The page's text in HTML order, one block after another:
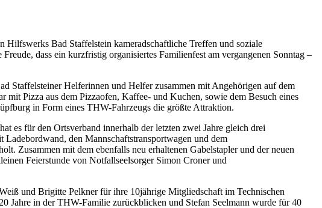
Bad Staffelstein kameradschaftliche Treffen und soziale
dass ein kurzfristig organisiertes Familienfest am vergangenen Sonntag –
Staffelsteiner Helferinnen und Helfer zusammen mit Angehörigen auf dem
Pizza aus dem Pizzaofen, Kaffee- und Kuchen, sowie dem Besuch eines
in Form eines THW-Fahrzeugs die größte Attraktion.
es für den Ortsverband innerhalb der letzten zwei Jahre gleich drei
den Mannschaftstransportwagen und dem
Zusammen mit dem ebenfalls neu erhaltenen Gabelstapler und der neuen
Feierstunde von Notfallseelsorger Simon Croner und
und Brigitte Pelkner für ihre 10jährige Mitgliedschaft im Technischen
Jahre in der THW-Familie zurückblicken und Stefan Seelmann wurde für 40